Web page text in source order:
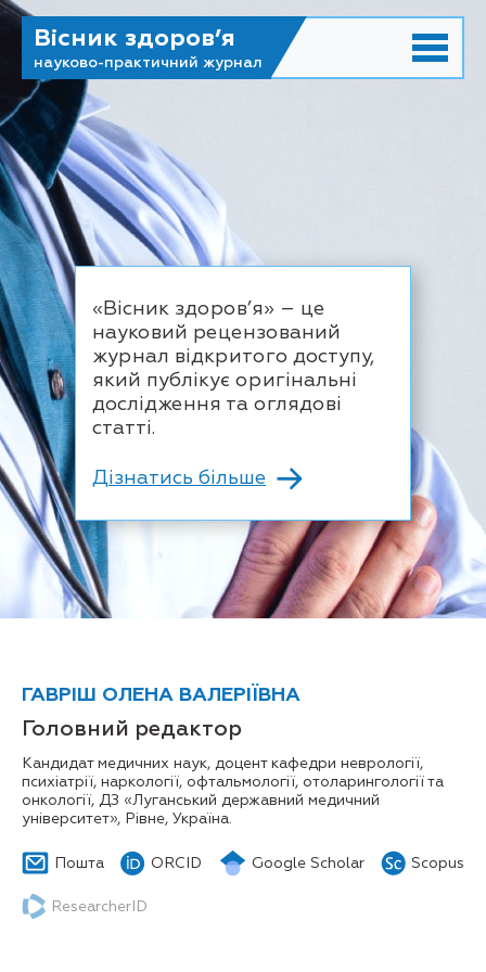
Вісник здоров’я
науково-практичний журнал
«Вісник здоров’я» – це
науковий рецензований
журнал відкритого доступу,
який публікує оригінальні
дослідження та оглядові
статті.
Дізнатись більше
ГАВРІШ ОЛЕНА ВАЛЕРІЇВНА
Головний редактор
Кандидат медичних наук, доцент кафедри неврології,
психіатрії, наркології, офтальмології, отоларингології та
онкології, ДЗ «Луганський державний медичний
університет», Рівне, Україна.
Пошта ORCID Google Scholar Scopus
ResearcherID